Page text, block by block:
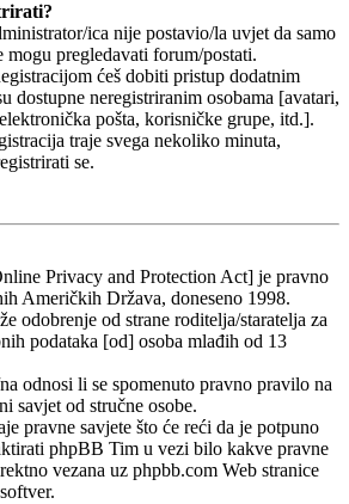
ica nije postavio/la uvjet da samo
mogu pregledavati forum/postati.
ćeš dobiti pristup dodatnim
dostupne neregistriranim osobama [avatari,
pošta, korisničke grupe, itd.].
traje svega nekoliko minuta,
se.
Privacy and Protection Act] je pravno
Američkih Država, doneseno 1998.
odobrenje od strane roditelja/staratelja za
podataka [od] osoba mlađih od 13
odnosi li se spomenuto pravno pravilo na
savjet od stručne osobe.
pravne savjete što će reći da je potpuno
phpBB Tim u vezi bilo kakve pravne
vezana uz phpbb.com Web stranice